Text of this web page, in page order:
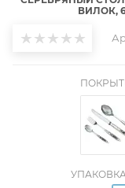
ВИЛОК,